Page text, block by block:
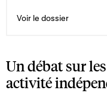
Voir le dossier
Un débat sur
activité